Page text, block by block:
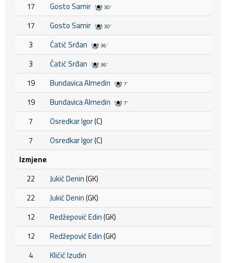
17
Gosto Samir 30'
17 Gosto Samir 30'
3 Ćatić Srđan 36'
3 Ćatić Srđan 36'
19 Bundavica Almedin 7'
19 Bundavica Almedin 7'
7 Osredkar Igor(C)
7
Osredkar Igor(C)
Izmjene
22
Jukić Denin(GK)
22
Jukić Denin(GK)
12
Redžepović Edin(GK)
12
Redžepović Edin(GK)
4
Kličić Izudin